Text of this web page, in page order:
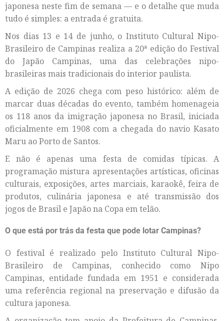
japonesa neste fim de semana — e o detalhe que muda
tudo é simples: a entrada é gratuita.
Nos dias 13 e 14 de junho, o Instituto Cultural Nipo-
Brasileiro de Campinas realiza a 20ª edição do Festival
do Japão Campinas, uma das celebrações nipo-
brasileiras mais tradicionais do interior paulista.
A edição de 2026 chega com peso histórico: além de
marcar duas décadas do evento, também homenageia
os 118 anos da imigração japonesa no Brasil, iniciada
oficialmente em 1908 com a chegada do navio Kasato
Maru ao Porto de Santos.
E não é apenas uma festa de comidas típicas. A
programação mistura apresentações artísticas, oficinas
culturais, exposições, artes marciais, karaokê, feira de
produtos, culinária japonesa e até transmissão dos
jogos de Brasil e Japão na Copa em telão.
O que está por trás da festa que pode lotar Campinas?
O festival é realizado pelo Instituto Cultural Nipo-
Brasileiro de Campinas, conhecido como Nipo
Campinas, entidade fundada em 1951 e considerada
uma referência regional na preservação e difusão da
cultura japonesa.